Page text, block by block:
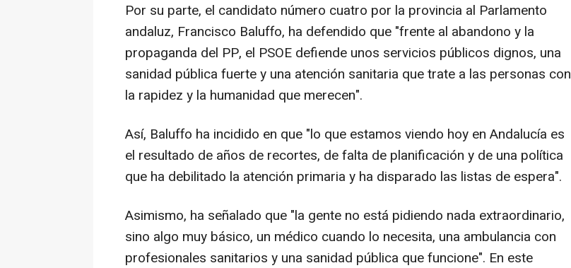
Por su parte, el candidato número cuatro por la provincia al Parlamento
andaluz, Francisco Baluffo, ha defendido que "frente al abandono y la
propaganda del PP, el PSOE defiende unos servicios públicos dignos, una
sanidad pública fuerte y una atención sanitaria que trate a las personas con
la rapidez y la humanidad que merecen".
Así, Baluffo ha incidido en que "lo que estamos viendo hoy en Andalucía es
el resultado de años de recortes, de falta de planificación y de una política
que ha debilitado la atención primaria y ha disparado las listas de espera".
Asimismo, ha señalado que "la gente no está pidiendo nada extraordinario,
sino algo muy básico, un médico cuando lo necesita, una ambulancia con
profesionales sanitarios y una sanidad pública que funcione". En este